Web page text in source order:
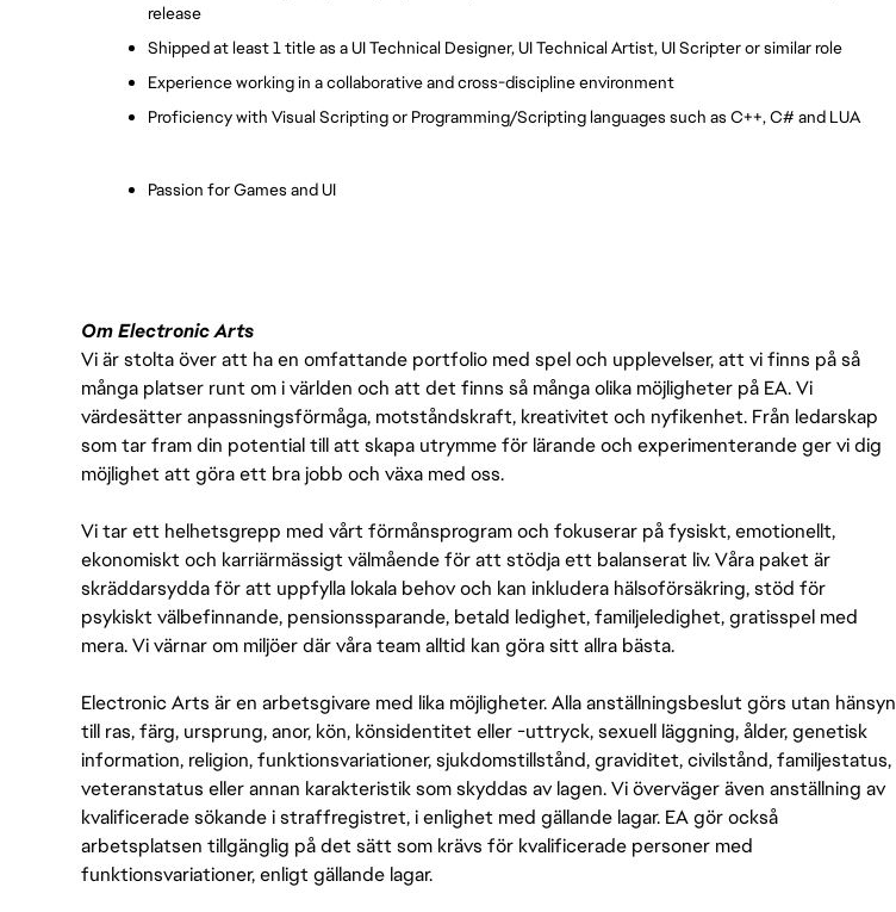
release
Shipped at least 1 title as a UI Technical Designer, UI Technical Artist, UI Scripter or similar role
Experience working in a collaborative and cross-discipline environment
Proficiency with Visual Scripting or Programming/Scripting languages such as C++, C# and LUA
Passion for Games and UI
Om Electronic Arts
Vi är stolta över att ha en omfattande portfolio med spel och upplevelser, att vi finns på så
många platser runt om i världen och att det finns så många olika möjligheter på EA. Vi
värdesätter anpassningsförmåga, motståndskraft, kreativitet och nyfikenhet. Från ledarskap
som tar fram din potential till att skapa utrymme för lärande och experimenterande ger vi dig
möjlighet att göra ett bra jobb och växa med oss.
Vi tar ett helhetsgrepp med vårt förmånsprogram och fokuserar på fysiskt, emotionellt,
ekonomiskt och karriärmässigt välmående för att stödja ett balanserat liv. Våra paket är
skräddarsydda för att uppfylla lokala behov och kan inkludera hälsoförsäkring, stöd för
psykiskt välbefinnande, pensionssparande, betald ledighet, familjeledighet, gratisspel med
mera. Vi värnar om miljöer där våra team alltid kan göra sitt allra bästa.
Electronic Arts är en arbetsgivare med lika möjligheter. Alla anställningsbeslut görs utan hänsyn
till ras, färg, ursprung, anor, kön, könsidentitet eller -uttryck, sexuell läggning, ålder, genetisk
information, religion, funktionsvariationer, sjukdomstillstånd, graviditet, civilstånd, familjestatus,
veteranstatus eller annan karakteristik som skyddas av lagen. Vi överväger även anställning av
kvalificerade sökande i straffregistret, i enlighet med gällande lagar. EA gör också
arbetsplatsen tillgänglig på det sätt som krävs för kvalificerade personer med
funktionsvariationer, enligt gällande lagar.